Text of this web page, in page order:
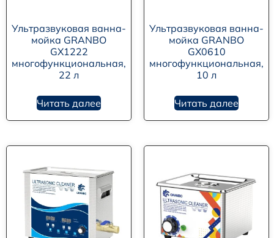
Ультразвуковая ванна-
мойка GRANBO
GX1222
многофункциональная,
22 л
Читать далее
Ультразвуковая ванна-
мойка GRANBO
GX0610
многофункциональная,
10 л
Читать далее